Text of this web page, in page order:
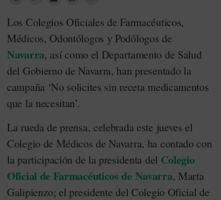
Los Colegios Oficiales de Farmacéuticos,
Médicos, Odontólogos y Podólogos de
Navarra, así como el Departamento de Salud
del Gobierno de Navarra, han presentado la
campaña ‘No solicites sin receta medicamentos
que la necesitan’.
La rueda de prensa, celebrada este jueves el
Colegio de Médicos de Navarra, ha contado con
la participación de la presidenta del Colegio
Oficial de Farmacéuticos de Navarra, Marta
Galipienzo; el presidente del Colegio Oficial de